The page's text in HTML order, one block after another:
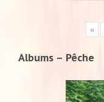
«
Albums – Pêche